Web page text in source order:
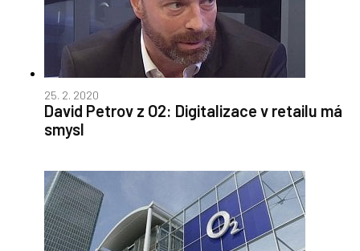
25. 2. 2020
David Petrov z O2: Digitalizace v retailu má
smysl